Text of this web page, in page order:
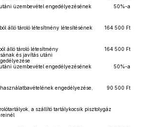
üzembevétel engedélyezésének
50%-a
álló tároló létesítmény létesítésének
164 500 Ft
álló tároló létesítmény
és javítás utáni
164 500 Ft
üzembevétel engedélyezésének
50%-a
engedélyezése,
90 500 Ft
a szállító tartálykocsik pisztolygáz